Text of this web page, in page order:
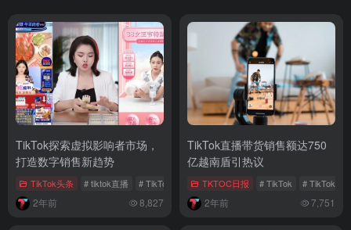
TikTok探索虚拟影响者市场，
打造数字销售新趋势
TikTok头条 # tiktok直播 # TikTok品牌出海 # TikTok虚拟网红
2年前 8,827
TikTok直播带货销售额达750
亿越南盾引热议
TKTOC日报 # TikTok # TikTok直
2年前 7,751